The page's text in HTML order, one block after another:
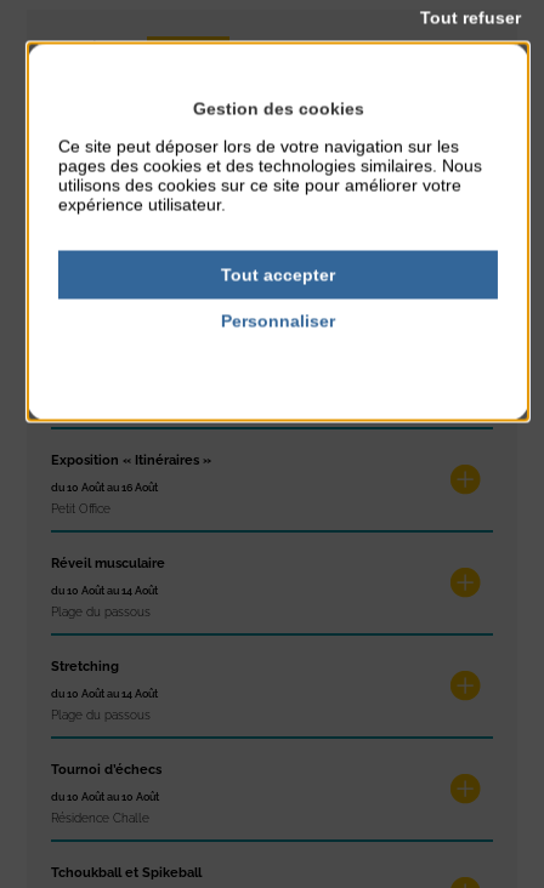
CLASSÉ DANS : Animation
PARTAGER CETTE INFO :
À noter aussi
Glisse & Environnement
Place du Général de Gaulle
Exposition « Itinéraires »
du 10 Août au 16 Août
Petit Office
Réveil musculaire
du 10 Août au 14 Août
Plage du passous
Stretching
du 10 Août au 14 Août
Plage du passous
Tournoi d’échecs
du 10 Août au 10 Août
Résidence Challe
Tchoukball et Spikeball
Gestion des cookies
Ce site peut déposer lors de votre navigation sur les
pages des cookies et des technologies similaires. Nous
utilisons des cookies sur ce site pour améliorer votre
expérience utilisateur.
Tout accepter
Tout refuser
Personnaliser